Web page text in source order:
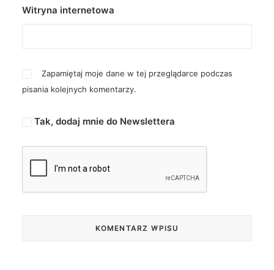
Witryna internetowa
Zapamiętaj moje dane w tej przeglądarce podczas
pisania kolejnych komentarzy.
Tak, dodaj mnie do Newslettera